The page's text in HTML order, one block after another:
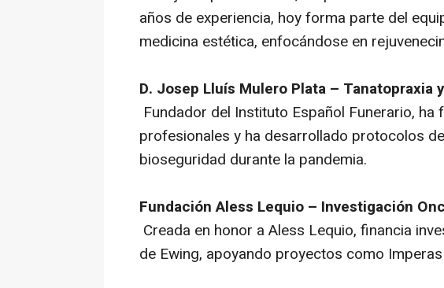
años de experiencia, hoy forma parte del
medicina estética, enfocándose en
D. Josep Lluís Mulero Plata – Tanatopraxia
Fundador del Instituto Español Funerario,
profesionales y ha desarrollado protocolos
bioseguridad durante la pandemia.
Fundación Aless Lequio – Investigación
Creada en honor a Aless Lequio, financia
de Ewing, apoyando proyectos como